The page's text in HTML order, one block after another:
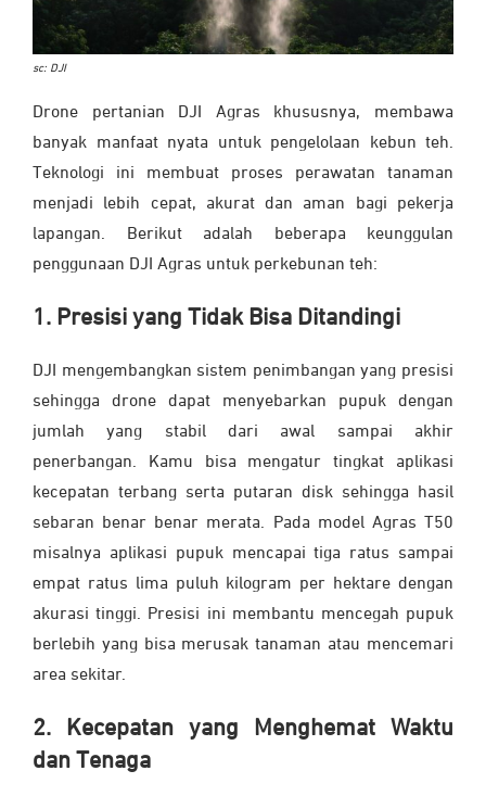
sc: DJI
Drone pertanian DJI Agras khususnya, membawa
banyak manfaat nyata untuk pengelolaan kebun teh.
Teknologi ini membuat proses perawatan tanaman
menjadi lebih cepat, akurat dan aman bagi pekerja
lapangan. Berikut adalah beberapa keunggulan
penggunaan DJI Agras untuk perkebunan teh:
1. Presisi yang Tidak Bisa Ditandingi
DJI mengembangkan sistem penimbangan yang presisi
sehingga drone dapat menyebarkan pupuk dengan
jumlah yang stabil dari awal sampai akhir
penerbangan. Kamu bisa mengatur tingkat aplikasi
kecepatan terbang serta putaran disk sehingga hasil
sebaran benar benar merata. Pada model Agras T50
misalnya aplikasi pupuk mencapai tiga ratus sampai
empat ratus lima puluh kilogram per hektare dengan
akurasi tinggi. Presisi ini membantu mencegah pupuk
berlebih yang bisa merusak tanaman atau mencemari
area sekitar.
2. Kecepatan yang Menghemat Waktu
dan Tenaga